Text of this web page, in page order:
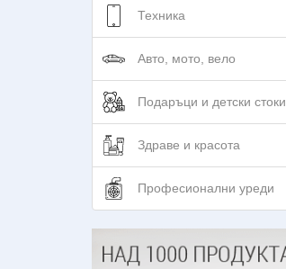
Техника
Авто, мото, вело
Подаръци и детски стоки
Здраве и красота
Професионални уреди